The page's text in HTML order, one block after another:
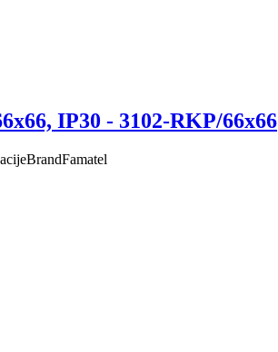
IP30 - 3102-RKP/66x66